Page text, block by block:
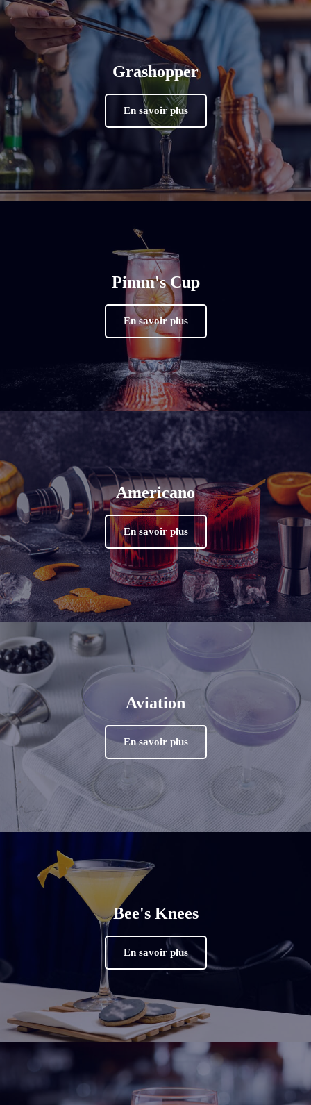
Grashopper
En savoir plus
Pimm's Cup
En savoir plus
Americano
En savoir plus
Aviation
En savoir plus
Bee's Knees
En savoir plus